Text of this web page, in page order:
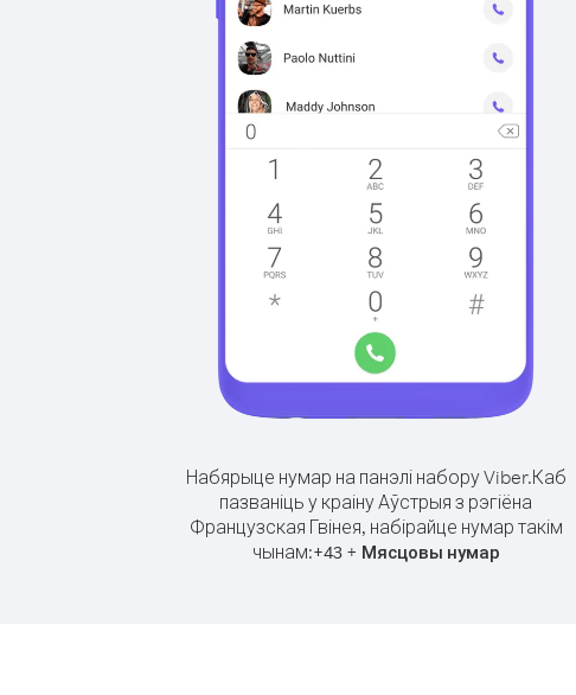
Набярыце нумар на панэлі набору Viber.Каб
пазваніць у краіну Аўстрыя з рэгіёна
Французская Гвінея, набірайце нумар такім
чынам:+43+ Мясцовы нумар